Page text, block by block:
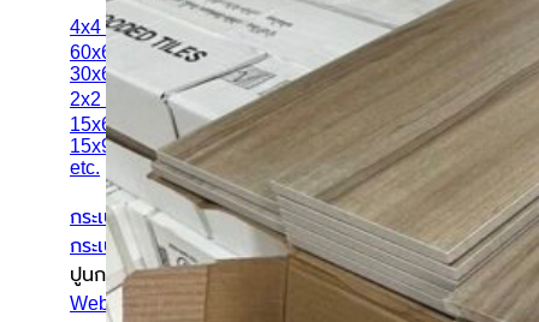
4x4 นิ้ว
60x60 cm
30x60 cm
2x2 นิ้ว
15x60 cm
15x90 cm
etc.
กระเบื้องแยกตามสี
กระเบื้องแยกตามลวดลาย
ปูนกาว ยาแนว
Weber เวเบอร์